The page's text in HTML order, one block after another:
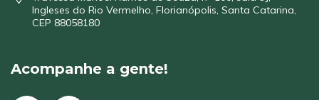
Ingleses do Rio Vermelho, Florianópolis, Santa Catarina,
CEP 88058180
Acompanhe a gente!